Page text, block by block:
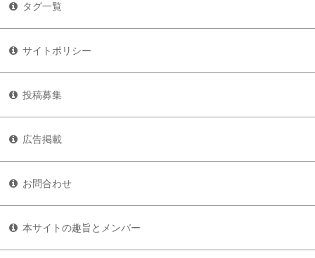
タグ一覧
サイトポリシー
投稿募集
広告掲載
お問合わせ
本サイトの趣旨とメンバー